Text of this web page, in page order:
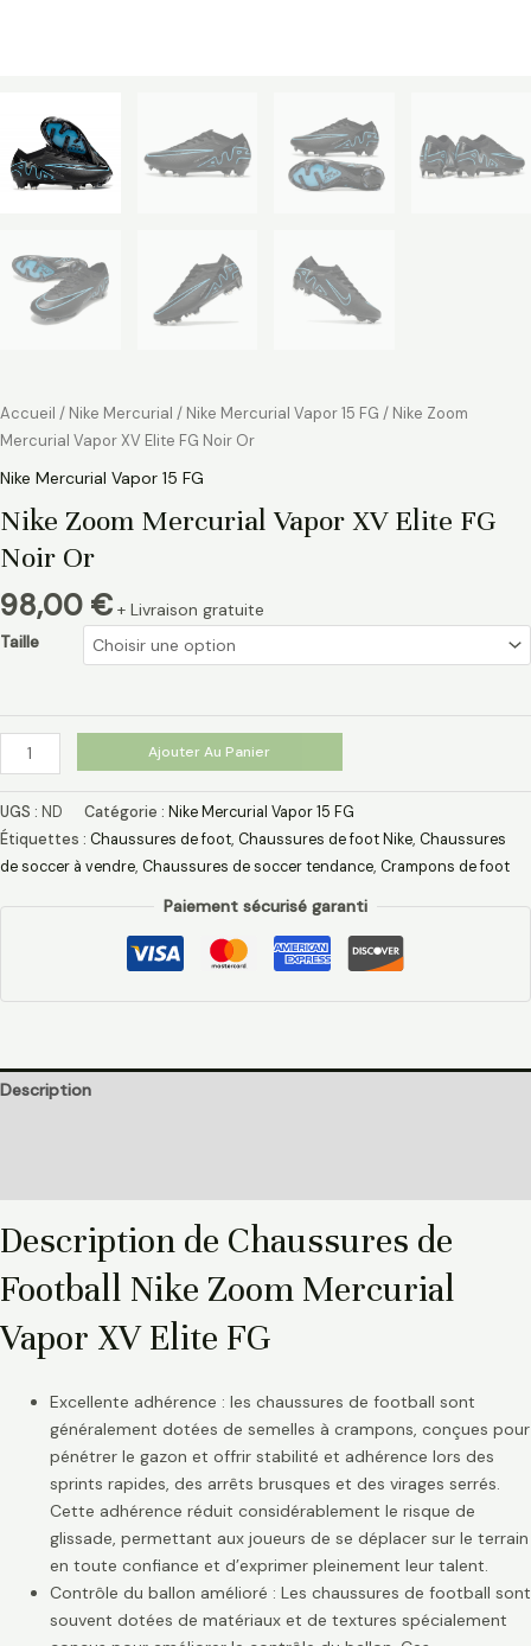
Accueil / Nike Mercurial / Nike Mercurial Vapor 15 FG / Nike Zoom
Mercurial Vapor XV Elite FG Noir Or
Nike Mercurial Vapor 15 FG
Nike Zoom Mercurial Vapor XV Elite FG
Noir Or
98,00 € + Livraison gratuite
Taille
Ajouter Au Panier
UGS : ND Catégorie : Nike Mercurial Vapor 15 FG
Étiquettes : Chaussures de foot, Chaussures de foot Nike, Chaussures
de soccer à vendre, Chaussures de soccer tendance, Crampons de foot
Paiement sécurisé garanti
Description
Description de Chaussures de
Football Nike Zoom Mercurial
Vapor XV Elite FG
Excellente adhérence : les chaussures de football sont
généralement dotées de semelles à crampons, conçues pour
pénétrer le gazon et offrir stabilité et adhérence lors des
sprints rapides, des arrêts brusques et des virages serrés.
Cette adhérence réduit considérablement le risque de
glissade, permettant aux joueurs de se déplacer sur le terrain
en toute confiance et d’exprimer pleinement leur talent.
Contrôle du ballon amélioré : Les chaussures de football sont
souvent dotées de matériaux et de textures spécialement